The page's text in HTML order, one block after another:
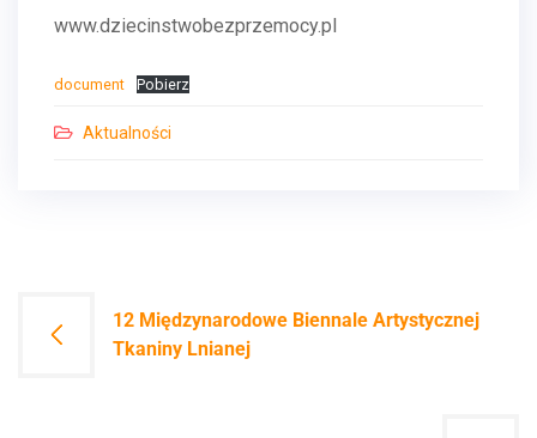
www.dziecinstwobezprzemocy.pl
document Pobierz
Aktualności
Nawigacja
wpisu
12 Międzynarodowe Biennale Artystycznej
Tkaniny Lnianej